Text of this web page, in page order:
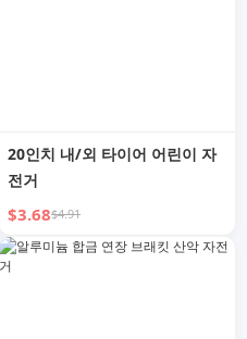
20인치 내/외 타이어 어린이 자
전거
$3.68$4.91